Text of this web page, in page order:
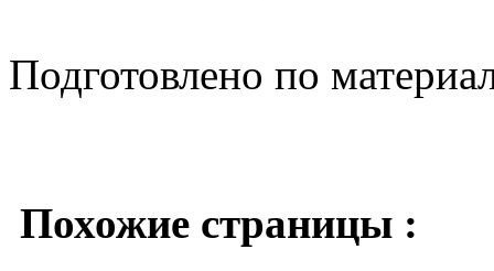
Подготовлено по
Похожие страницы :